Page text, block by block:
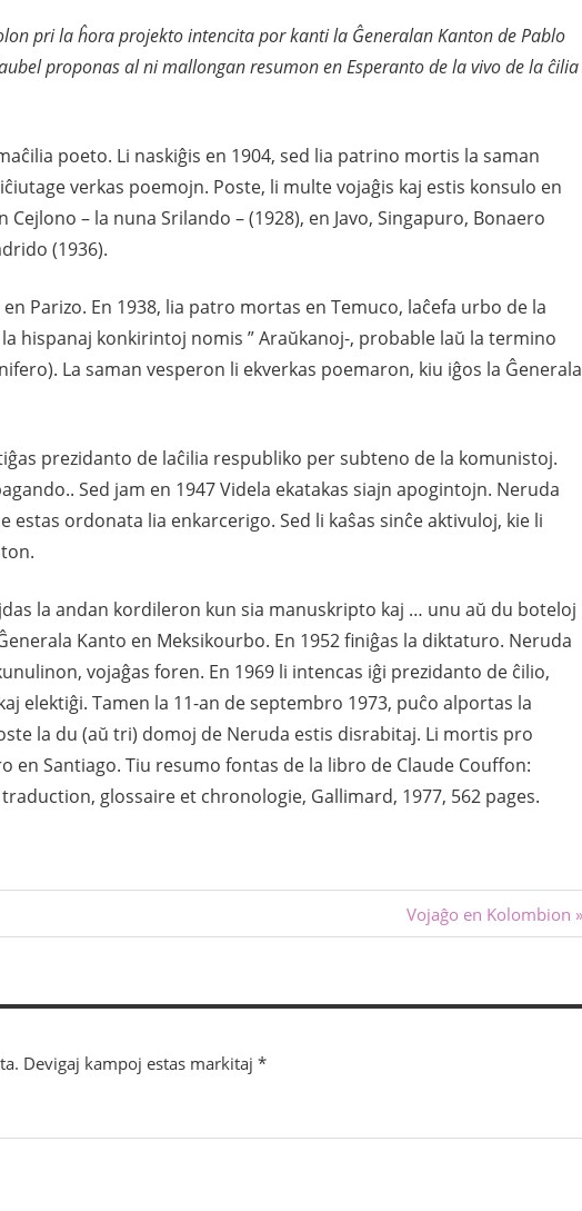
pri la ĥora projekto intencita por kanti la Ĝeneralan Kanton de Pablo
proponas al ni mallongan resumon en Esperanto de la vivo de la ĉilia
poeto. Li naskiĝis en 1904, sed lia patrino mortis la saman
verkas poemojn. Poste, li multe vojaĝis kaj estis konsulo en
– la nuna Srilando – (1928), en Javo, Singapuro, Bonaero
(1936).
Parizo. En 1938, lia patro mortas en Temuco, laĉefa urbo de la
hispanaj konkirintoj nomis ” Araŭkanoj-, probable laŭ la termino
La saman vesperon li ekverkas poemaron, kiu iĝos la Ĝenerala
prezidanto de laĉilia respubliko per subteno de la komunistoj.
Sed jam en 1947 Videla ekatakas siajn apogintojn. Neruda
estas ordonata lia enkarcerigo. Sed li kaŝas sinĉe aktivuloj, kie li
la andan kordileron kun sia manuskripto kaj … unu aŭ du boteloj
Kanto en Meksikourbo. En 1952 finiĝas la diktaturo. Neruda
vojaĝas foren. En 1969 li intencas iĝi prezidanto de ĉilio,
elektiĝi. Tamen la 11-an de septembro 1973, puĉo alportas la
la du (aŭ tri) domoj de Neruda estis disrabitaj. Li mortis pro
en Santiago. Tiu resumo fontas de la libro de Claude Couffon:
glossaire et chronologie, Gallimard, 1977, 562 pages.
Sekva
afiŝo:
Vojaĝo en Kolombion
Devigaj kampoj estas markitaj *